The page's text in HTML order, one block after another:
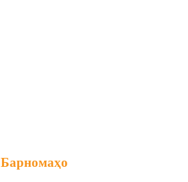
Барномаҳо